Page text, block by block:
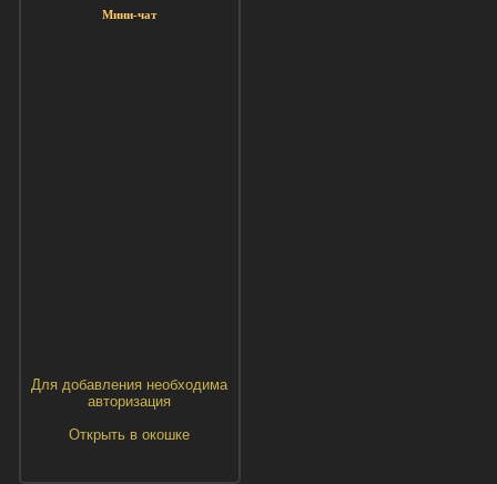
Мини-чат
Для добавления необходима
авторизация
Открыть в окошке